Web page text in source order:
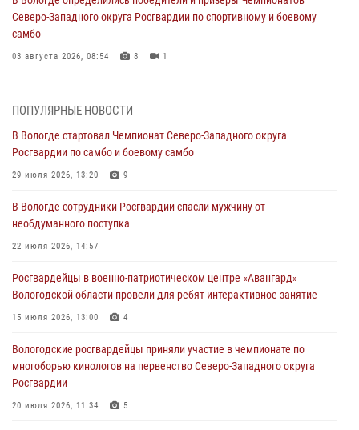
Северо-Западного округа Росгвардии по спортивному и боевому
самбо
03 августа 2026, 08:54 8 1
ОХРАНЫ РОСГВАРДИИ В ВОЛОГОДСКОЙ ОБЛАСТИ ЗАДЕРЖАНО 23
02 августа 2026, 10:37
Росгвардейцы в г. Соколе задержали несовершеннолетнего
31 июля 2026, 06:43
В Вологде стартовал Чемпионат Северо-Западного округа
29 июля 2026, 13:20
В Вологде росгвардейцы задержали мужчину, подозреваемого в
29 июля 2026, 09:08
ПОПУЛЯРНЫЕ НОВОСТИ
В Вологде стартовал Чемпионат Северо-Западного округа
Росгвардии по самбо и боевому самбо
29 июля 2026, 13:20 9
В Вологде сотрудники Росгвардии спасли мужчину от
необдуманного поступка
22 июля 2026, 14:57
Росгвардейцы в военно-патриотическом центре «Авангард»
Вологодской области провели для ребят интерактивное занятие
15 июля 2026, 13:00 4
Вологодские росгвардейцы приняли участие в чемпионате по
многоборью кинологов на первенство Северо-Западного округа
Росгвардии
20 июля 2026, 11:34 5